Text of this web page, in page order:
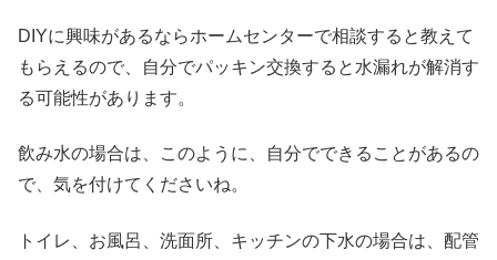
DIYに興味があるならホームセンターで相談すると教えて
もらえるので、自分でパッキン交換すると水漏れが解消す
る可能性があります。
飲み水の場合は、このように、自分でできることがあるの
で、気を付けてくださいね。
トイレ、お風呂、洗面所、キッチンの下水の場合は、配管